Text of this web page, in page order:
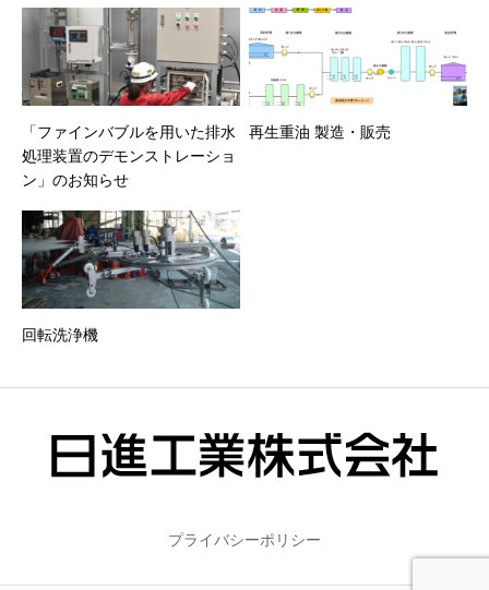
「ファインバブルを用いた排水
処理装置のデモンストレーショ
ン」のお知らせ
再生重油 製造・販売
回転洗浄機
プライバシーポリシー